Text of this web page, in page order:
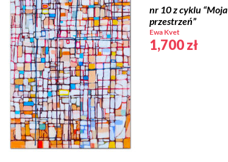
nr 10 z cyklu “Moja
przestrzeń”
Ewa Kvet
1,700zł